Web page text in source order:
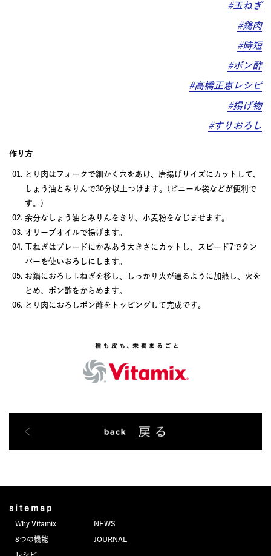
#玉ねぎ
#鶏肉
#時短
#ポン酢
#高橋正恵レシピ
#揚げ物
#すりおろし
作り方
とり肉はフォークで細かく穴をあけ、唐揚げサイズにカットして、
しょう油とみりんで30分以上つけます。(ビニール袋などが便利で
す。)
余分なしょう油とみりんをきり、小麦粉をなじませます。
オリーブオイルで揚げます。
玉ねぎはブレードにかみあう大きさにカットし、スピード7でタン
パーを使いおろしにします。
お鍋におろし玉ねぎを移し、しっかり火が通るように加熱し、火を
とめ、ポン酢をからめます。
とり肉におろしポン酢をトッピングして完成です。
sitemap
Why Vitamix
8つの機能
NEWS
JOURNAL